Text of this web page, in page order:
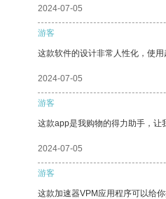
2024-07-05
游客
这款软件的设计非常人性化，使用
2024-07-05
游客
这款app是我购物的得力助手，让
2024-07-05
游客
这款加速器VPM应用程序可以给